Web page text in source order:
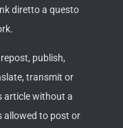
diretto a questo
publish,
transmit or
article without a
allowed to post or